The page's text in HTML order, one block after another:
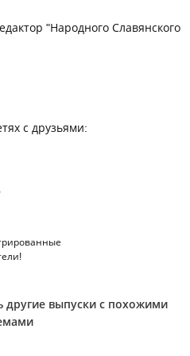
"Народного Славянского
с друзьями:
другие выпуски с похожими